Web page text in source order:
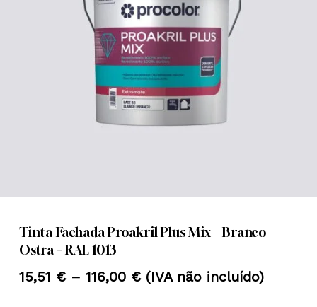
Tinta Fachada Proakril Plus Mix – Branco
Ostra – RAL 1013
15,51 € – 116,00 €Price
(IVA não incluído)
Nome*
Email*